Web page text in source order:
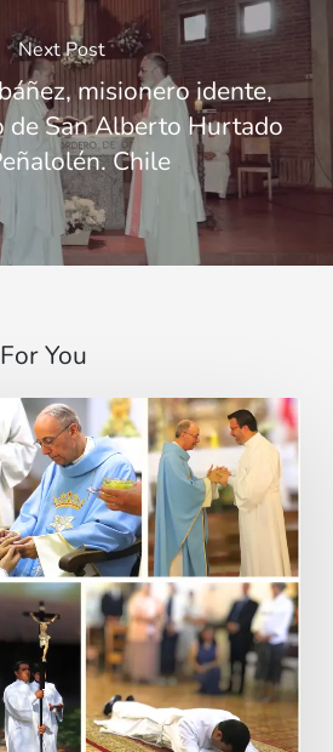
Next Post
misionero idente,
de San Alberto Hurtado
Chile
You